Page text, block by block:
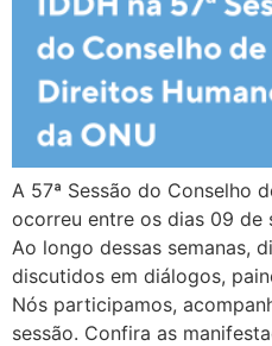
A 57ª Sessão do Conselho
ocorreu entre os dias 09
Ao longo dessas semanas,
discutidos em diálogos,
Nós participamos,
sessão. Confira as